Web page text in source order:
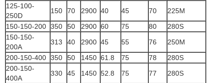
125-100-
250D
150 70 2900 40 45 70
225M
150-150-200 350 50 2900 60 75 80
280S
150-150-
200A
313 40 2900 45 55 76
250M
200-150-400 350 50 1450 61.8 75 78
280S
200-150-
400A
330 45 1450 52.8 75 77
280S